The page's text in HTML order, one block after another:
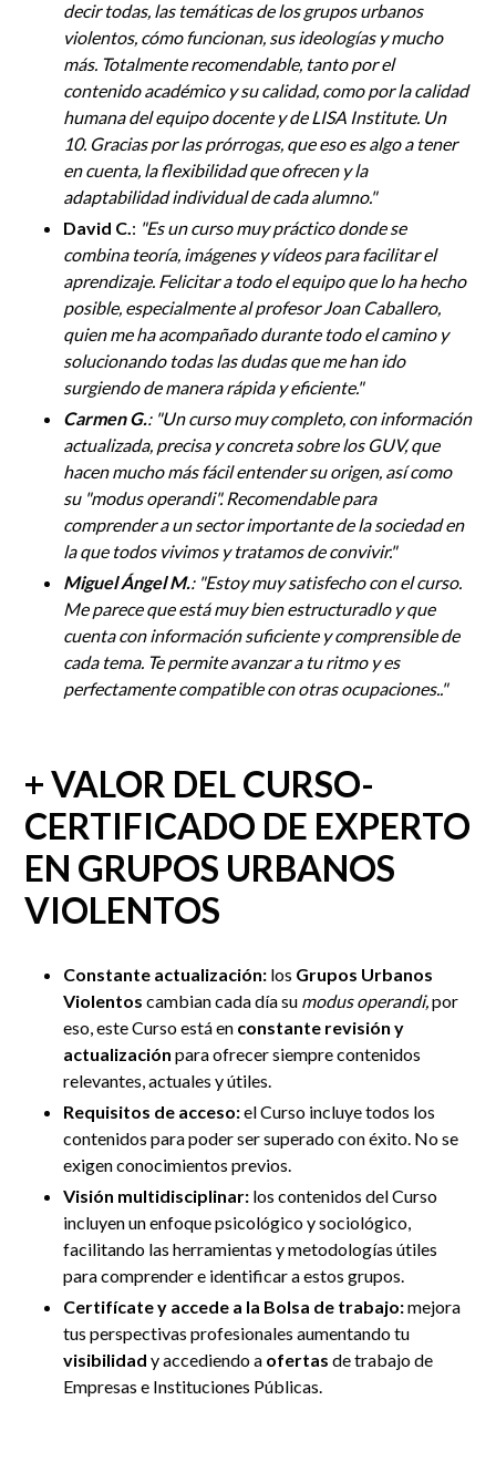
decir todas, las temáticas de los grupos urbanos
violentos, cómo funcionan, sus ideologías y mucho
más. Totalmente recomendable, tanto por el
contenido académico y su calidad, como por la calidad
humana del equipo docente y de LISA Institute. Un
10. Gracias por las prórrogas, que eso es algo a tener
en cuenta, la flexibilidad que ofrecen y la
adaptabilidad individual de cada alumno."
David C.: "Es un curso muy práctico donde se
combina teoría, imágenes y vídeos para facilitar el
aprendizaje. Felicitar a todo el equipo que lo ha hecho
posible, especialmente al profesor Joan Caballero,
quien me ha acompañado durante todo el camino y
solucionando todas las dudas que me han ido
surgiendo de manera rápida y eficiente."
Carmen G.: "Un curso muy completo, con información
actualizada, precisa y concreta sobre los GUV, que
hacen mucho más fácil entender su origen, así como
su "modus operandi". Recomendable para
comprender a un sector importante de la sociedad en
la que todos vivimos y tratamos de convivir."
Miguel Ángel M.: "Estoy muy satisfecho con el curso.
Me parece que está muy bien estructuradlo y que
cuenta con información suficiente y comprensible de
cada tema. Te permite avanzar a tu ritmo y es
perfectamente compatible con otras ocupaciones.."
+ VALOR DEL CURSO-
CERTIFICADO DE EXPERTO
EN GRUPOS URBANOS
VIOLENTOS
Constante actualización: los Grupos Urbanos
Violentos cambian cada día su modus operandi,por
eso, este Curso está en constante revisión y
actualización para ofrecer siempre contenidos
relevantes, actuales y útiles.
Requisitos de acceso:el Curso incluye todos los
contenidos para poder ser superado con éxito. No se
exigen conocimientos previos.
Visión multidisciplinar: los contenidos del Curso
incluyen un enfoque psicológico y sociológico,
facilitando las herramientas y metodologías útiles
para comprender e identificar a estos grupos.
Certifícate y accede a la Bolsa de trabajo:mejora
tus perspectivas profesionales aumentando tu
visibilidad y accediendo a ofertas de trabajo de
Empresas e Instituciones Públicas.